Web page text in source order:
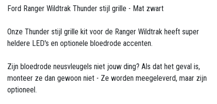
Ford Ranger Wildtrak Thunder stijl grille - Mat zwart
Onze Thunder stijl grille kit voor de Ranger Wildtrak heeft super
heldere LED's en optionele bloedrode accenten.
Zijn bloedrode neusvleugels niet jouw ding? Als dat het geval is,
monteer ze dan gewoon niet - Ze worden meegeleverd, maar zijn
optioneel.